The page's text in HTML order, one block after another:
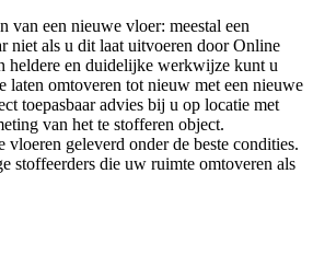
van een nieuwe vloer: meestal een
niet als u dit laat uitvoeren door Online
heldere en duidelijke werkwijze kunt u
laten omtoveren tot nieuw met een nieuwe
toepasbaar advies bij u op locatie met
van het te stofferen object.
geleverd onder de beste condities.
stoffeerders die uw ruimte omtoveren als